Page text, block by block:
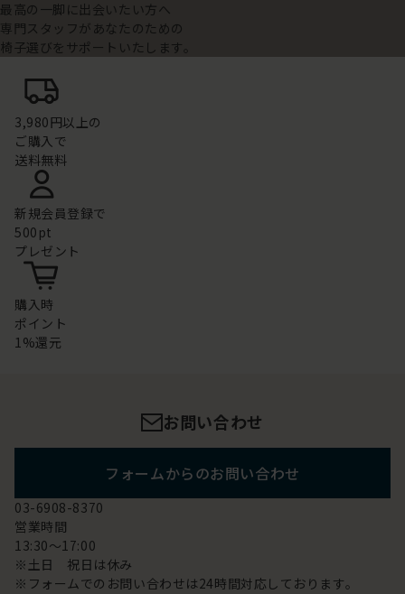
最高の一脚に出会いたい方へ
専門スタッフがあなたのための
椅子選びをサポートいたします。
3,980円以上の
ご購入で
送料無料
新規会員登録で
500pt
プレゼント
購入時
ポイント
1%還元
お問い合わせ
フォームからのお問い合わせ
03-6908-8370
営業時間
13:30～17:00
※土日 祝日は休み
※フォームでのお問い合わせは24時間対応しております。